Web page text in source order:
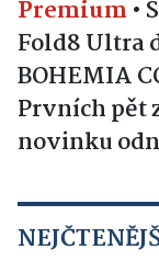
Premium •
Fold8 Ultra
BOHEMIA
Prvních pět
novinku